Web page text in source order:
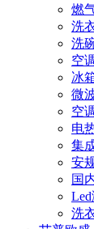
燃
洗
洗
空
冰
微
空
电
集
安
国
洗